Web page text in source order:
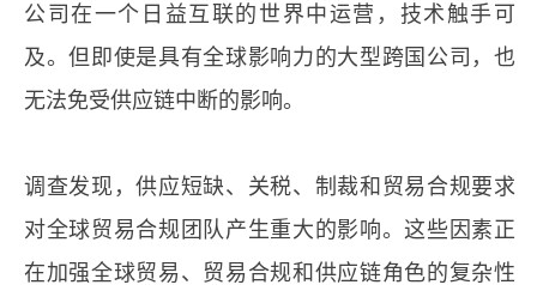
公司在一个日益互联的世界中运营，技术触手可
及。但即使是具有全球影响力的大型跨国公司，也
无法免受供应链中断的影响。
调查发现，供应短缺、关税、制裁和贸易合规要求
对全球贸易合规团队产生重大的影响。这些因素正
在加强全球贸易、贸易合规和供应链角色的复杂性